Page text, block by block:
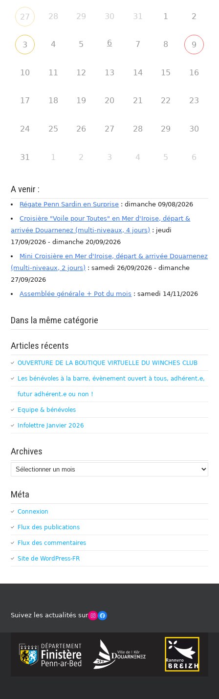
27 28 29 30 31 1 2
3 4 5 6 7 8 9
10 11 12 13 14 15 16
17 18 19 20 21 22 23
24 25 26 27 28 29 30
31 1 2 3 4 5 6
A venir :
Régate Penn Sardin en Surprise : dimanche 09/08/2026
Croisière "Voile pour Toutes" en Mer d'Iroise, départ &
arrivée Douarnenez (multi-niveaux, 4 jours) : jeudi
17/09/2026 - dimanche 20/09/2026
Mini Croisière en Mer d'Iroise, départ & arrivée Douarnenez
(multi-niveaux, 2 jours) : samedi 26/09/2026 - dimanche
27/09/2026
Assemblée générale + Pot du mois : samedi 14/11/2026
Dans la même catégorie
Articles récents
OUVERTURE DE LA BOUTIQUE VIRTUELLE DU WINCHES CLUB
Les bénévoles à la barre, évènement ouvert à tous, adhérent.e,
futur adhérent.e ou non !
Equipe & bénévoles
Infolettre Janvier 2026
Archives
Archives
Méta
Connexion
Flux des publications
Flux des commentaires
Site de WordPress-FR
Suivez les actualités surWinches Club OfficielFacebook